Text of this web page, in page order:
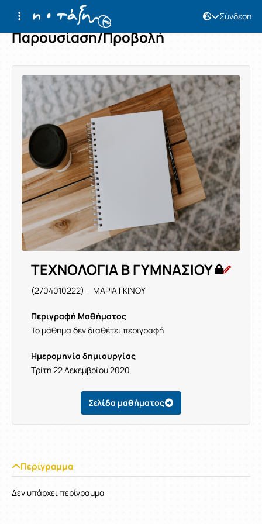
Σύνδεση
Παρουσίαση/Προβολή
ΤΕΧΝΟΛΟΓΙΑ Β ΓΥΜΝΑΣΙΟΥ
(2704010222) - ΜΑΡΙΑ ΓΚΙΝΟΥ
Περιγραφή Μαθήματος
Το μάθημα δεν διαθέτει περιγραφή
Ημερομηνία δημιουργίας
Τρίτη 22 Δεκεμβρίου 2020
Σελίδα μαθήματος
Περίγραμμα
Δεν υπάρχει περίγραμμα